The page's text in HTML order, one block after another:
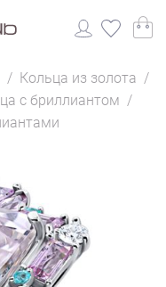
/ Кольца из золота /
с бриллиантом /